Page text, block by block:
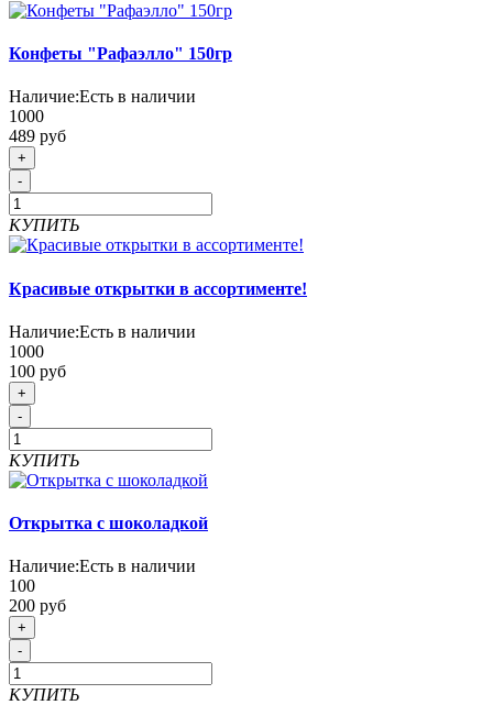
Конфеты "Рафаэлло" 150гр
Наличие:Есть в наличии
1000
489 руб
+
-
КУПИТЬ
Красивые открытки в ассортименте!
Наличие:Есть в наличии
1000
100 руб
+
-
КУПИТЬ
Открытка с шоколадкой
Наличие:Есть в наличии
100
200 руб
+
-
КУПИТЬ